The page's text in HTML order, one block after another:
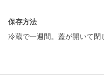
保存方法
冷蔵で一週間。蓋が開いて閉